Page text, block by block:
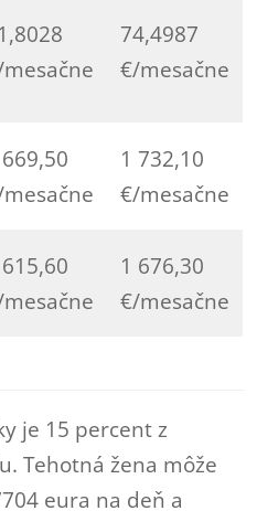
74,4987
€/mesačne
1 732,10
€/mesačne
1 676,30
€/mesačne
je 15 percent z
Tehotná žena môže
eura na deň a